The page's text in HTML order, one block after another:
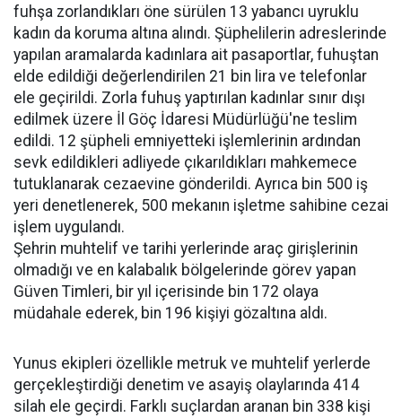
fuhşa zorlandıkları öne sürülen 13 yabancı uyruklu
kadın da koruma altına alındı. Şüphelilerin adreslerinde
yapılan aramalarda kadınlara ait pasaportlar, fuhuştan
elde edildiği değerlendirilen 21 bin lira ve telefonlar
ele geçirildi. Zorla fuhuş yaptırılan kadınlar sınır dışı
edilmek üzere İl Göç İdaresi Müdürlüğü'ne teslim
edildi. 12 şüpheli emniyetteki işlemlerinin ardından
sevk edildikleri adliyede çıkarıldıkları mahkemece
tutuklanarak cezaevine gönderildi. Ayrıca bin 500 iş
yeri denetlenerek, 500 mekanın işletme sahibine cezai
işlem uygulandı.
Şehrin muhtelif ve tarihi yerlerinde araç girişlerinin
olmadığı ve en kalabalık bölgelerinde görev yapan
Güven Timleri, bir yıl içerisinde bin 172 olaya
müdahale ederek, bin 196 kişiyi gözaltına aldı.
Yunus ekipleri özellikle metruk ve muhtelif yerlerde
gerçekleştirdiği denetim ve asayiş olaylarında 414
silah ele geçirdi. Farklı suçlardan aranan bin 338 kişi